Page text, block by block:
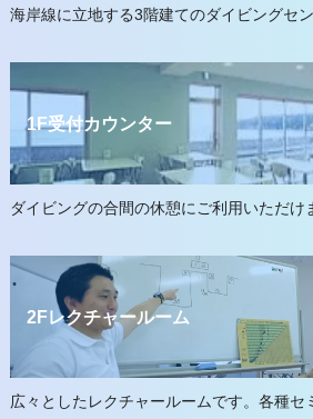
海岸線に立地する3階建てのダイビングセン
1F受付カウンター
ダイビングの合間の休憩にご利用いただけ
2Fレクチャールーム
広々としたレクチャールームです。各種セ